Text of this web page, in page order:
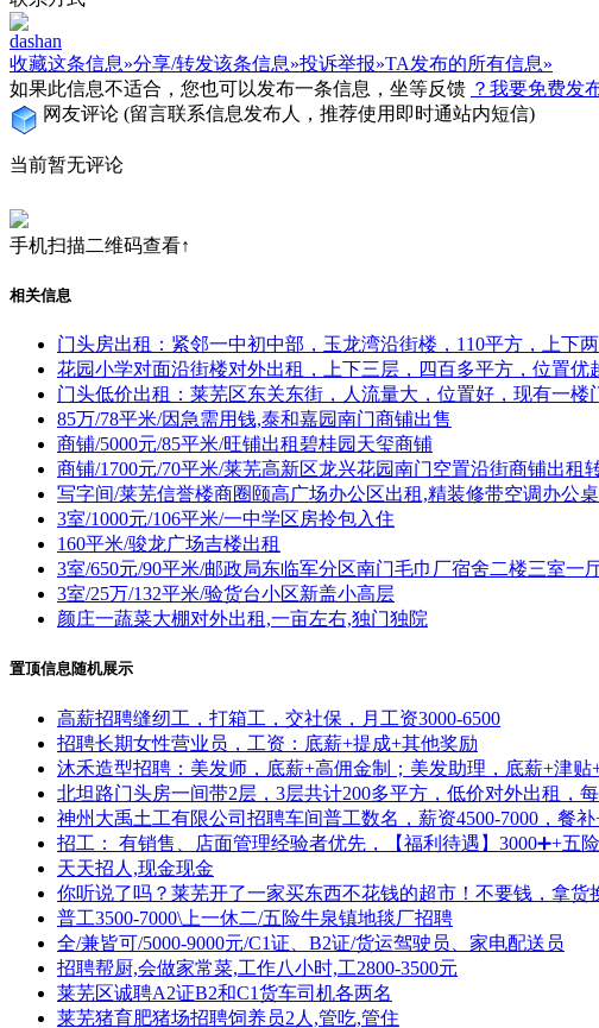
dashan
收藏这条信息»分享/转发该条信息»投诉举报»TA发布的所有信息»
如果此信息不适合，您也可以发布一条信息，坐等反馈 ？我要免费发
网友评论 (留言联系信息发布人，推荐使用即时通站内短信)
当前暂无评论
手机扫描二维码查看↑
相关信息
门头房出租：紧邻一中初中部，玉龙湾沿街楼，110平方，上下
花园小学对面沿街楼对外出租，上下三层，四百多平方，位置优
门头低价出租：莱芜区东关东街，人流量大，位置好，现有一楼
85万/78平米/因急需用钱,泰和嘉园南门商铺出售
商铺/5000元/85平米/旺铺出租碧桂园天玺商铺
商铺/1700元/70平米/莱芜高新区龙兴花园南门空置沿街商铺出租
写字间/莱芜信誉楼商圈颐高广场办公区出租,精装修带空调办公
3室/1000元/106平米/一中学区房拎包入住
160平米/骏龙广场吉楼出租
3室/650元/90平米/邮政局东临军分区南门毛巾厂宿舍二楼三室一
3室/25万/132平米/验货台小区新盖小高层
颜庄一蔬菜大棚对外出租,一亩左右,独门独院
置顶信息随机展示
高薪招聘缝纫工，打箱工，交社保，月工资3000-6500
招聘长期女性营业员，工资：底薪+提成+其他奖励
沐禾造型招聘：美发师，底薪+高佣金制；美发助理，底薪+津
北坦路门头房一间带2层，3层共计200多平方，低价对外出租，
神州大禹土工有限公司招聘车间普工数名，薪资4500-7000，餐
招工： 有销售、店面管理经验者优先，【福利待遇】3000➕+五
天天招人,现金现金
你听说了吗？莱芜开了一家买东西不花钱的超市！不要钱，拿货
普工3500-7000\上一休二/五险牛泉镇地毯厂招聘
全/兼皆可/5000-9000元/C1证、B2证/货运驾驶员、家电配送员
招聘帮厨,会做家常菜,工作八小时,工2800-3500元
莱芜区诚聘A2证B2和C1货车司机各两名
莱芜猪育肥猪场招聘饲养员2人,管吃,管住